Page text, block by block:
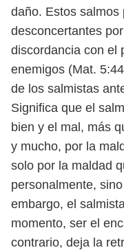
daño. Estos salmos
desconcertantes
discordancia con el
enemigos (Mat.
de los salmistas
Significa que el
bien y el mal, más
y mucho, por la
solo por la maldad
personalmente,
embargo, el
momento, ser el
contrario, deja la